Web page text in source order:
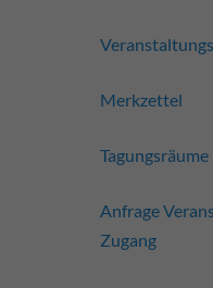
Merkzettel
Tagungsräume
Anfrage
Zugang